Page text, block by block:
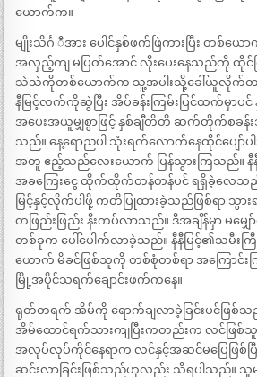
ယောက်က။
မျိုးသိင်္ဂ ီအား ပေါင်နှစ်ဖက်ဖြဲကားပြီး တစ်ယ
အလှည့်ကျ မပြတ်အောင် လိုးပေးနေသည်ကို ထိုင်
သဲသဲကိုတစ်ယောက်က သူ့အပါးသို့ခေါ်ယူလိုက်တ
နီမြင့်လက်ကိုဆွဲပြီး အိပ်ခန်းကြမ်းပြင်ထက်မှာပ
အပေးအယူမျှစွာဖြင့် နှစ်ချီတိတိ ဆက်တိုက်စခန်
သည်။ နေ့ရောညပါ သုံးရက်လောက်နေထိုင်ပျော်ပါ
အတူ ဧည့်သည်လေးယောက် ပြန်သွားကြသည်။
အခကြေးငွေ ထိုက်ထိုက်တန်တန်ပင် ရရှိခဲ့လေသည်။
မြင့်နှင့်လိုက်ပါဖို့ ကတိပြုထားခဲ့သည်ဖြစ်ရာ သွ
တဖြည်းဖြည်း နီးကပ်လာသည်။ ဒီအချိန်မှာ မမျှ
တစ်ခုက ပေါ်ပေါက်လာခဲ့သည်။ နီနီမြင့်၏သမီးကြီ
ယောက် မိခင်ဖြစ်သူကို တစ်စုံတစ်ရာ အကြောင်းက
မြို့အပိုင်သရက်ချောင်းဖက်ကနေ။
ရုတ်တရက် အိမ်ကို ရောက်ချလာခဲ့ခြင်းပင်ဖြစ်သ
အိမ်ထောင်ရက်သားကျပြီးကတည်းက လင်ဖြစ်သူ
အလုပ်လုပ်ကိုင်နေရာက လင်နှင့်အဆင်မပြေဖြစ်ပ
ဆင်းလာခြင်းဖြစ်သည်ဟုလည်း သိရပါသည်။ သူ